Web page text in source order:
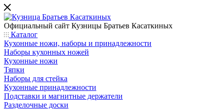
Официальный сайт Кузницы Братьев Касаткиных
Каталог
Кухонные ножи, наборы и принадлежности
Наборы кухонных ножей
Кухонные ножи
Тяпки
Наборы для стейка
Кухонные принадлежности
Подставки и магнитные держатели
Разделочные доски